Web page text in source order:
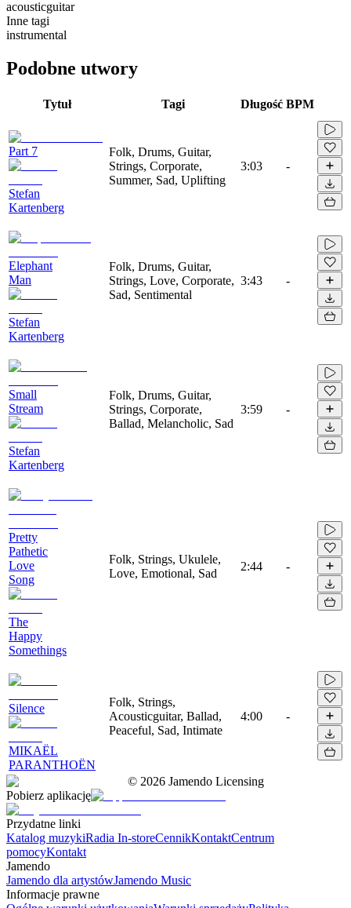
acousticguitar
Inne tagi
instrumental
Podobne utwory
Tytuł Tagi Długość BPM
Part 7
Stefan
Kartenberg
Folk, Drums, Guitar,
Strings, Corporate,
Summer, Sad, Uplifting
3:03 -
Elephant
Man
Stefan
Kartenberg
Folk, Drums, Guitar,
Strings, Love, Corporate,
Sad, Sentimental
3:43 -
Small
Stream
Stefan
Kartenberg
Folk, Drums, Guitar,
Strings, Corporate,
Ballad, Melancholic, Sad
3:59 -
Pretty
Pathetic
Love
Song
The
Happy
Somethings
Folk, Strings, Ukulele,
Love, Emotional, Sad
2:44 -
Silence
MIKAËL
PARANTHOËN
Folk, Strings,
Acousticguitar, Ballad,
Peaceful, Sad, Intimate
4:00 -
© 2026 Jamendo Licensing
Pobierz aplikację
Przydatne linki
Katalog muzykiRadia In-storeCennikKontaktCentrum
pomocyKontakt
Jamendo
Jamendo dla artystówJamendo Music
Informacje prawne